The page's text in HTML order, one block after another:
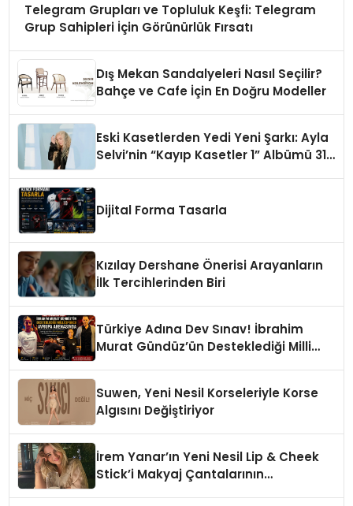
Telegram Grupları ve Topluluk Keşfi: Telegram
Grup Sahipleri İçin Görünürlük Fırsatı
Dış Mekan Sandalyeleri Nasıl Seçilir?
Bahçe ve Cafe İçin En Doğru Modeller
Eski Kasetlerden Yedi Yeni Şarkı: Ayla
Selvi’nin “Kayıp Kasetler 1” Albümü 31
Dijital Forma Tasarla
Kızılay Dershane Önerisi Arayanların
İlk Tercihlerinden Biri
Türkiye Adına Dev Sınav! İbrahim
Murat Gündüz’ün Desteklediği Milli
Suwen, Yeni Nesil Korseleriyle Korse
Algısını Değiştiriyor
İrem Yanar’ın Yeni Nesil Lip & Cheek
Stick’i Makyaj Çantalarının